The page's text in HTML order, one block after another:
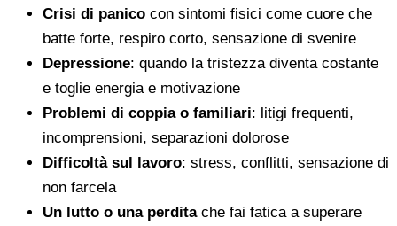
Crisi di panico con sintomi fisici come cuore che
batte forte, respiro corto, sensazione di svenire
Depressione: quando la tristezza diventa costante
e toglie energia e motivazione
Problemi di coppia o familiari: litigi frequenti,
incomprensioni, separazioni dolorose
Difficoltà sul lavoro: stress, conflitti, sensazione di
non farcela
Un lutto o una perditache fai fatica a superare